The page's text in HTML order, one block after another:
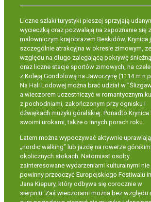
Liczne szlaki turystyki pieszej sprzyjają
wycieczką oraz pozwalają na zapoznanie się z
malowniczym krajobrazem Beskidów. Krynica
szczególnie atrakcyjna w okresie zimowym, ze
względu na długo zalegającą pokrywę śnieżną
oraz liczne stacje sportów zimowych, na czele
z Koleją Gondolową na Jaworzynę (1114 m
Na Hali Lodowej można brać udział w
a wieczorem uczestniczyć w romantycznym
z pochodniami, zakończonym przy ognisku i
dźwiękach muzyki góralskiej. Ponadto Krynica
swoimi urokami, także o innych porach roku.
Latem można wypoczywać aktywnie
„nordic walking” lub jazdę na rowerze
okolicznych stokach. Natomiast osoby
zainteresowane wydarzeniami kulturalnymi nie
powinny przeoczyć Europejskiego Festiwalu
Jana Kiepury, który odbywa się corocznie w
sierpniu. Zaś wieczorami można bez względu